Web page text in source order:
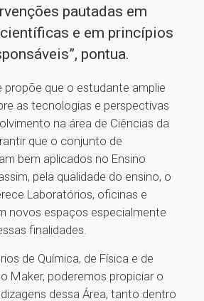
pautadas em
e em princípios
pontua.
propõe que o estudante amplie
as tecnologias e perspectivas
na área de Ciências da
que o conjunto de
bem aplicados no Ensino
pela qualidade do ensino, o
Laboratórios, oficinas e
novos espaços especialmente
finalidades.
de Química, de Física e de
Maker, poderemos propiciar o
dessa Área, tanto dentro